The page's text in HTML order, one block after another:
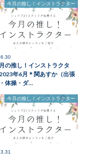
今月の推し！インストラクター
月の推し！インストラクタ
年6月＊関あすか（出張
体操・ダ…
今月の推し！インストラクター